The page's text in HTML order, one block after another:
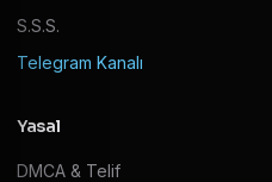
S.S.S.
Telegram Kanalı
Yasal
DMCA & Telif